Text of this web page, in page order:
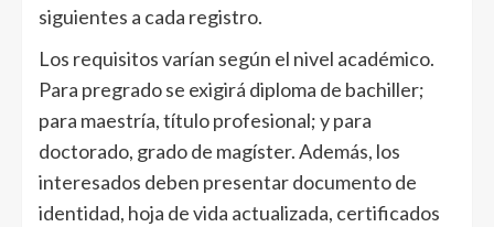
siguientes a cada registro.
Los requisitos varían según el nivel académico.
Para pregrado se exigirá diploma de bachiller;
para maestría, título profesional; y para
doctorado, grado de magíster. Además, los
interesados deben presentar documento de
identidad, hoja de vida actualizada, certificados